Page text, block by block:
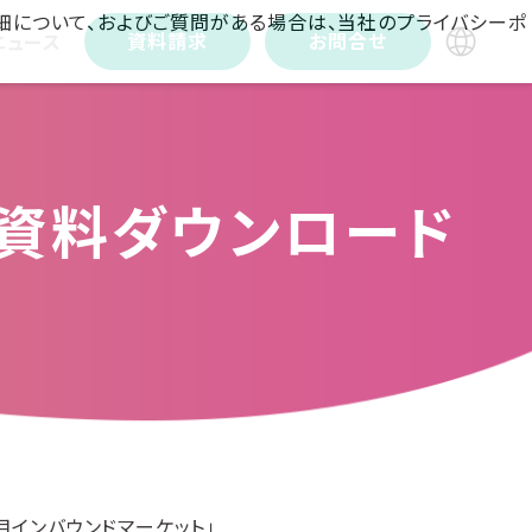
資料請求 お問合せ
料ダウンロード
ンバウンドマーケット」
ついて、およびご質問がある場合は、当社のプライバシーポ